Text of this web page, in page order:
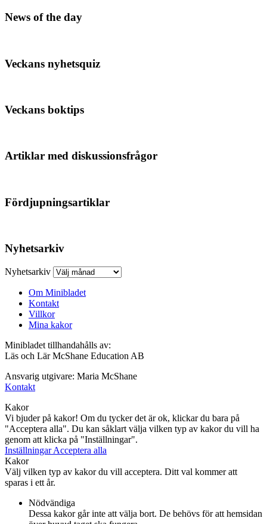
News of the day
Veckans nyhetsquiz
Veckans boktips
Artiklar med diskussionsfrågor
Fördjupningsartiklar
Nyhetsarkiv
Nyhetsarkiv
Om Minibladet
Kontakt
Villkor
Mina kakor
Minibladet tillhandahålls av:
Läs och Lär McShane Education AB
Ansvarig utgivare: Maria McShane
Kontakt
Kakor
Vi bjuder på kakor! Om du tycker det är ok, klickar du bara på
"Acceptera alla". Du kan såklart välja vilken typ av kakor du vill ha
genom att klicka på "Inställningar".
InställningarAcceptera alla
Kakor
Välj vilken typ av kakor du vill acceptera. Ditt val kommer att
sparas i ett år.
Nödvändiga
Dessa kakor går inte att välja bort. De behövs för att hemsidan